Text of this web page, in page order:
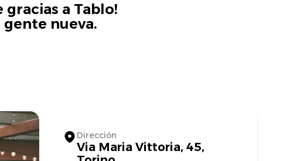
gracias a Tablo!
nueva.
Dirección
Via Maria Vittoria, 45,